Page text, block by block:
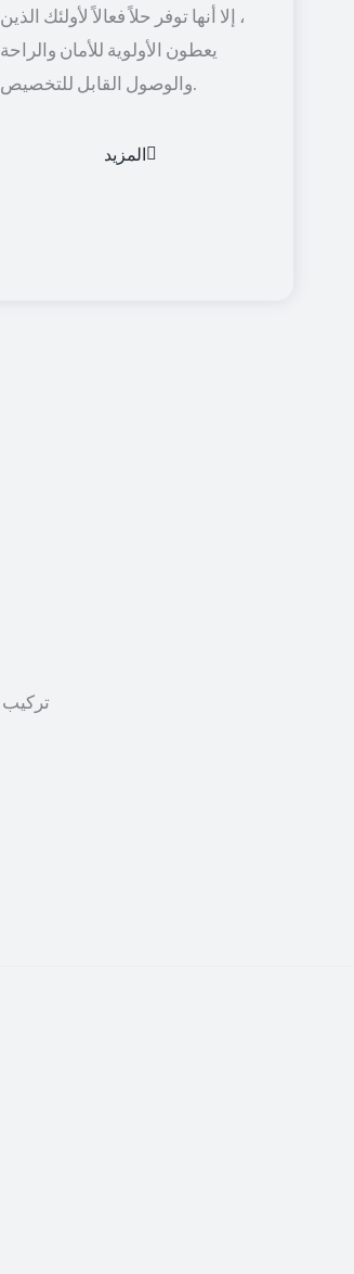
، إلا أنها توفر حلاً فعالاً لأولئك الذين
يعطون الأولوية للأمان والراحة
والوصول القابل للتخصيص.
المزيد